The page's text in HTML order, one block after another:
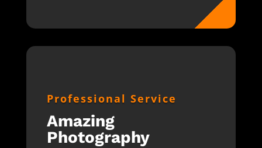
Professional Service
Amazing
Photography